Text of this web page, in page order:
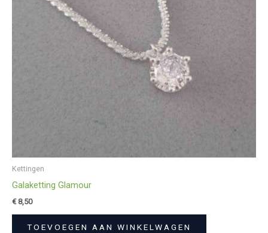
Kettingen
Galaketting Glamour
€8,50
TOEVOEGEN AAN WINKELWAGEN